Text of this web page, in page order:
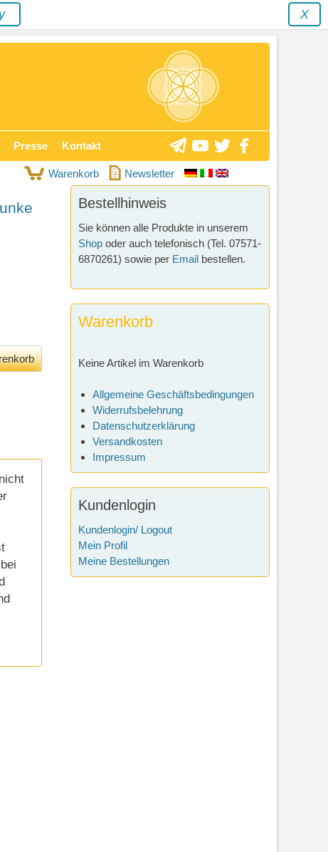
X
Presse Kontakt
Warenkorb Newsletter
Bestellhinweis
Sie können alle Produkte in unserem
Shop oder auch telefonisch (Tel. 07571-
6870261) sowie per Email bestellen.
Warenkorb
Keine Artikel im Warenkorb
Allgemeine Geschäftsbedingungen
Widerrufsbelehrung
Datenschutzerklärung
Versandkosten
Impressum
Kundenlogin
Kundenlogin/ Logout
Mein Profil
Meine Bestellungen